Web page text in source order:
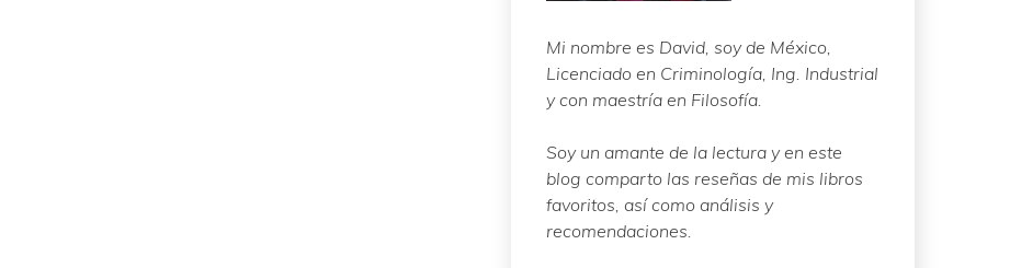
Mi nombre es David, soy de México,
Licenciado en Criminología, Ing. Industrial
y con maestría en Filosofía.
Soy un amante de la lectura y en este
blog comparto las reseñas de mis libros
favoritos, así como análisis y
recomendaciones.